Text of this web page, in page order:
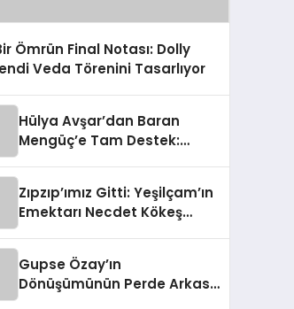
Ömrün Final Notası: Dolly
Veda Törenini Tasarlıyor
Hülya Avşar’dan Baran
Mengüç’e Tam Destek:
Zıpzıp’ımız Gitti: Yeşilçam’ın
Emektarı Necdet Kökeş
Gupse Özay’ın
Dönüşümünün Perde Arkası: